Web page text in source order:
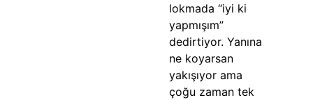
lokmada “iyi ki
yapmışım”
dedirtiyor. Yanına
ne koyarsan
yakışıyor ama
çoğu zaman tek